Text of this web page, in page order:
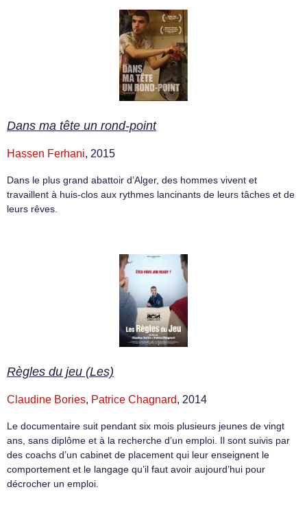
Dans ma tête un rond-point
Hassen Ferhani, 2015
Dans le plus grand abattoir d’Alger, des hommes vivent et
travaillent à huis-clos aux rythmes lancinants de leurs tâches et de
leurs rêves.
Règles du jeu (Les)
Claudine Bories, Patrice Chagnard, 2014
Le documentaire suit pendant six mois plusieurs jeunes de vingt
ans, sans diplôme et à la recherche d’un emploi. Il sont suivis par
des coachs d’un cabinet de placement qui leur enseignent le
comportement et le langage qu’il faut avoir aujourd’hui pour
décrocher un emploi.